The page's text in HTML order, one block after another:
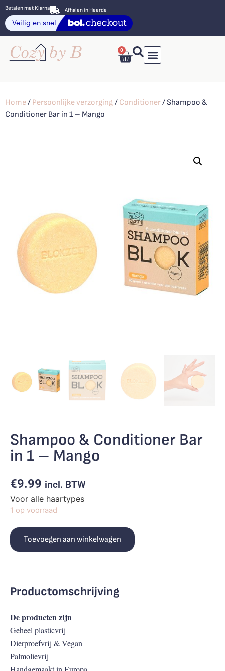
Betalen met Klarna Afhalen in Heerde
0
Home/ Persoonlijke verzorging/ Conditioner/ Shampoo &
Conditioner Bar in 1 – Mango
Shampoo & Conditioner Bar
in 1 – Mango
€9.99 incl. BTW
Voor alle haartypes
1 op voorraad
Toevoegen aan winkelwagen
Productomschrijving
De producten zijn
Geheel plasticvrij
Dierproefvrij & Vegan
Palmolievrij